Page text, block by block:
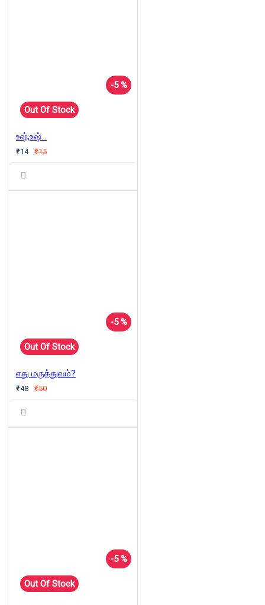
-5 %
Out Of Stock
உஷ்,உஷ்…
₹14 ₹15
-5 %
Out Of Stock
எது மருத்துவம்?
₹48 ₹50
-5 %
Out Of Stock